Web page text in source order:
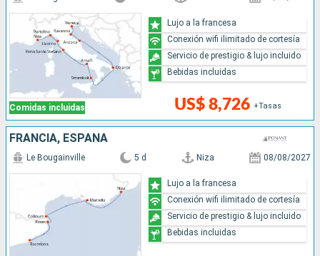
Comidas incluidas US$ 8,726 +Tasas
Lujo a la francesa
Conexión wifi ilimitado de cortesía
Servicio de prestigio & lujo incluido
Bebidas incluidas
FRANCIA, ESPAÑA
Le Bougainville 5 d Niza 08/08/2027
Lujo a la francesa
Conexión wifi ilimitado de cortesía
Servicio de prestigio & lujo incluido
Bebidas incluidas